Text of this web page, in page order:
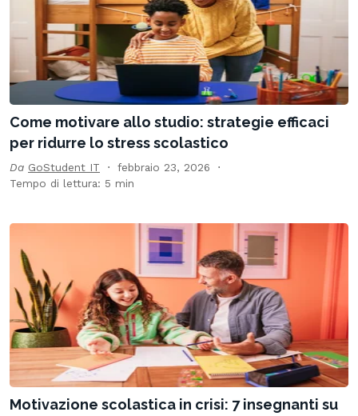
Come motivare allo studio: strategie efficaci
per ridurre lo stress scolastico
Da GoStudent IT
febbraio 23, 2026
Tempo di lettura: 5 min
Motivazione scolastica in crisi: 7 insegnanti su